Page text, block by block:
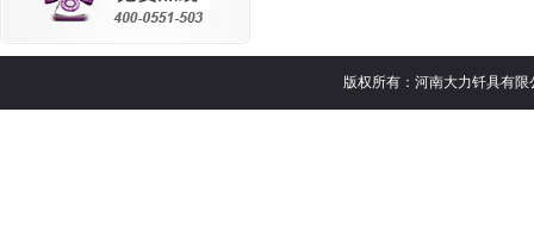
版权所有：河南大力钎具有